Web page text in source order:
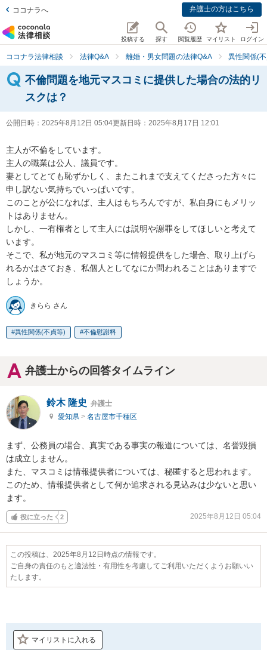
ココナラへ 弁護士の方はこちら
投稿する 探す 閲覧履歴 マイリスト ログイン
ココナラ法律相談 法律Q&A 離婚・男女問題の法律Q&A 異性関係(
不倫問題を地元マスコミに提供した場合の法的リ
スクは？
公開日時： 2025年8月12日 05:04更新日時： 2025年8月17日 12:01
主人が不倫をしています。
主人の職業は公人、議員です。
妻としてとても恥ずかしく、またこれまで支えてくださった方々に
申し訳ない気持ちでいっぱいです。
このことが公になれば、主人はもちろんですが、私自身にもメリッ
トはありません。
しかし、一有権者として主人には説明や謝罪をしてほしいと考えて
います。
そこで、私が地元のマスコミ等に情報提供をした場合、取り上げら
れるかはさておき、私個人としてなにか問われることはありますで
しょうか。
きらら さん
異性関係(不貞等) 不倫慰謝料
弁護士からの回答タイムライン
鈴木 隆史 弁護士
愛知県 > 名古屋市千種区
まず、公務員の場合、真実である事実の報道については、名誉毀損
は成立しません。
また、マスコミは情報提供者については、秘匿すると思われます。
このため、情報提供者として何か追求される見込みは少ないと思い
ます。
役に立った 2 2025年8月12日 05:04
この投稿は、2025年8月12日時点の情報です。
ご自身の責任のもと適法性・有用性を考慮してご利用いただくようお願いい
たします。
マイリストに入れる